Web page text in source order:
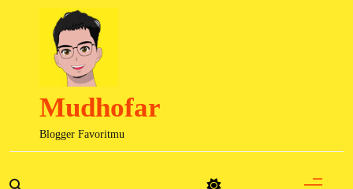
Mudhofar
Blogger Favoritmu